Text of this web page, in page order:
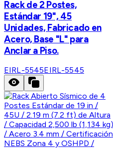
Rack de 2 Postes,
Estándar 19", 45
Unidades, Fabricado en
Acero, Base "L" para
Anclar a Piso.
EIRL-5545EIRL-5545